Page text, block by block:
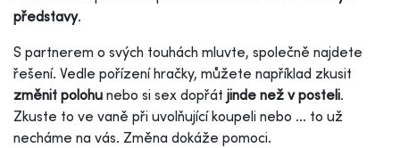
představy.
S partnerem o svých touhách mluvte, společně najdete
řešení. Vedle pořízení hračky, můžete například zkusit
změnit polohu nebo si sex dopřát jinde než v posteli.
Zkuste to ve vaně při uvolňující koupeli nebo … to už
necháme na vás. Změna dokáže pomoci.